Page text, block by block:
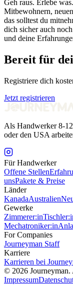
Geh raus. Erlebe
Mitbewohnern,
das solltest du
dich sicher auch
und deine
Bereit für
Registriere dich
Jetzt registrieren
Als Handwerker 8-
oder den USA
Für Handwerker
Offene Stellen
unsPakete & Preise
Länder
KanadaAustralien
Gewerke
Zimmerer:in
Mechatroniker:in
For Companies
Journeyman Staff
Karriere
Karrieren bei
© 2026
Impressum